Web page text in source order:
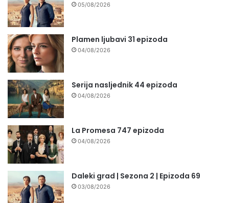
05/08/2026
Plamen ljubavi 31 epizoda
04/08/2026
Serija nasljednik 44 epizoda
04/08/2026
La Promesa 747 epizoda
04/08/2026
Daleki grad | Sezona 2 | Epizoda 69
03/08/2026